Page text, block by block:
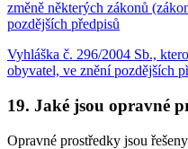
změně některých zákonů
pozdějších předpisů
Vyhláška č. 296/2004 Sb.,
obyvatel, ve znění pozdějších
19. Jaké jsou opravné
Opravné prostředky jsou